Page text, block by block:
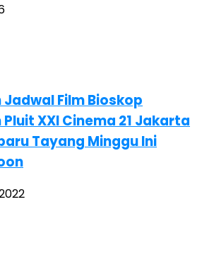
Film Bioskop
XXI Cinema 21 Jakarta
Tayang Minggu Ini